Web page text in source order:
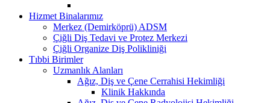
Hizmet Binalarımız
Merkez (Demirköprü) ADSM
Çiğli Diş Tedavi ve Protez Merkezi
Çiğli Organize Diş Polikliniği
Tıbbi Birimler
Uzmanlık Alanları
Ağız, Diş ve Çene Cerrahisi Hekimliği
Klinik Hakkında